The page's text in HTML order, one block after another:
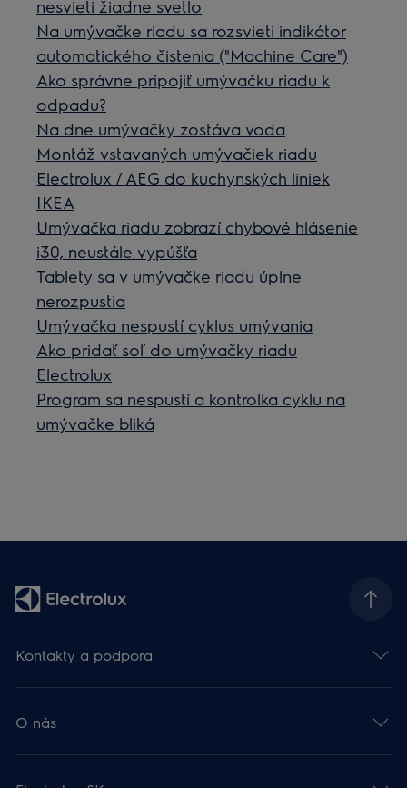
nesvieti žiadne svetlo
Na umývačke riadu sa rozsvieti indikátor
automatického čistenia ("Machine Care")
Ako správne pripojiť umývačku riadu k
odpadu?
Na dne umývačky zostáva voda
Montáž vstavaných umývačiek riadu
Electrolux / AEG do kuchynských liniek
IKEA
Umývačka riadu zobrazí chybové hlásenie
i30, neustále vypúšťa
Tablety sa v umývačke riadu úplne
nerozpustia
Umývačka nespustí cyklus umývania
Ako pridať soľ do umývačky riadu
Electrolux
Program sa nespustí a kontrolka cyklu na
umývačke bliká
Kontakty a podpora
O nás